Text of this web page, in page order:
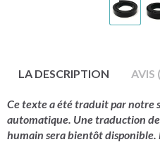
LA DESCRIPTION AVIS
Ce texte a été traduit par notre
automatique. Une traduction
humain sera bientôt disponible.